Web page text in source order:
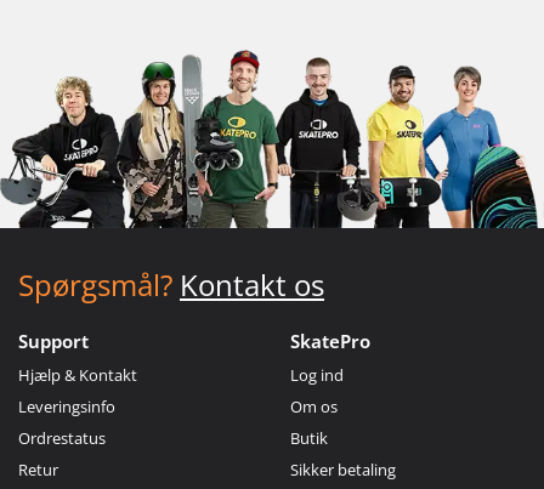
Spørgsmål? Kontakt os
Support
Hjælp & Kontakt
Leveringsinfo
Ordrestatus
Retur
SkatePro
Log ind
Om os
Butik
Sikker betaling